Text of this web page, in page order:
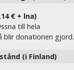
€ + lna)
till hela
blir donationen gjord.
(i Finland)